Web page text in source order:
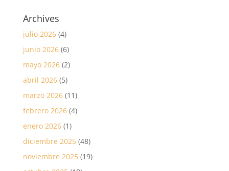
Archives
julio 2026(4)
junio 2026(6)
mayo 2026(2)
abril 2026(5)
marzo 2026(11)
febrero 2026(4)
enero 2026(1)
diciembre 2025(48)
noviembre 2025(19)